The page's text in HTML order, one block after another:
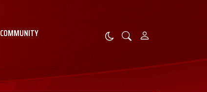
COMMUNITY